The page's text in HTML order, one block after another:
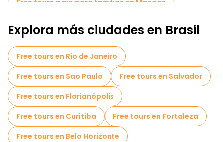
Free tours a pie para familias en Manaos
Museos en Manaos
Explora más ciudades en Brasil
Free tours en Río de Janeiro
Free tours en Sao Paulo
Free tours en Salvador
Free tours en Florianópolis
Free tours en Curitiba
Free tours en Fortaleza
Free tours en Belo Horizonte